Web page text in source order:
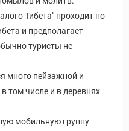
Тибета" проходит по
и предполагает
туристы не
много пейзажной и
том числе и в деревнях
мобильную группу